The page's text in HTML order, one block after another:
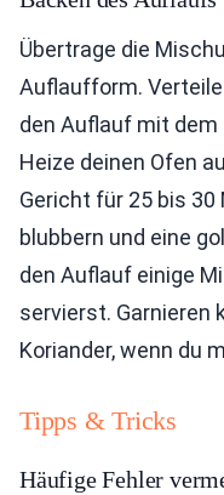
Übertrage die
Auflaufform.
den Auflauf mit
Heize deinen Ofen
Gericht für 25 bis 30
blubbern und eine
den Auflauf einige
servierst. Garnieren
Koriander, wenn du
Tipps & Tricks
Häufige Fehler